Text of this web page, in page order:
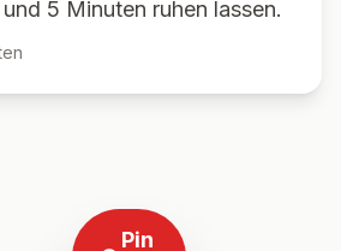
5 Minuten ruhen lassen.